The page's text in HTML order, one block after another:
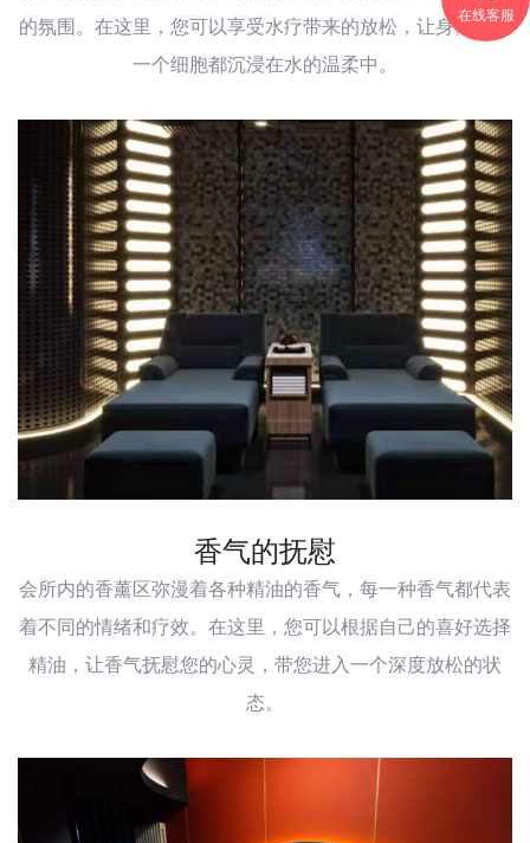
在线客服
的氛围。在这里，您可以享受水疗带来的放松，让身体的每
一个细胞都沉浸在水的温柔中。
香气的抚慰
会所内的香薰区弥漫着各种精油的香气，每一种香气都代表
着不同的情绪和疗效。在这里，您可以根据自己的喜好选择
精油，让香气抚慰您的心灵，带您进入一个深度放松的状
态。